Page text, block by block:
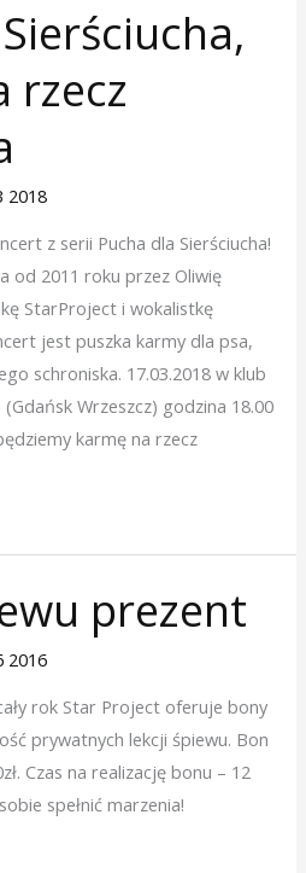
rzecz
2018
z serii Pucha dla Sierściucha!
od 2011 roku przez Oliwię
StarProject i wokalistkę
jest puszka karmy dla psa,
schroniska. 17.03.2018 w klub
Wrzeszcz) godzina 18.00
karmę na rzecz
prezent
2016
rok Star Project oferuje bony
prywatnych lekcji śpiewu. Bon
Czas na realizację bonu – 12
spełnić marzenia!